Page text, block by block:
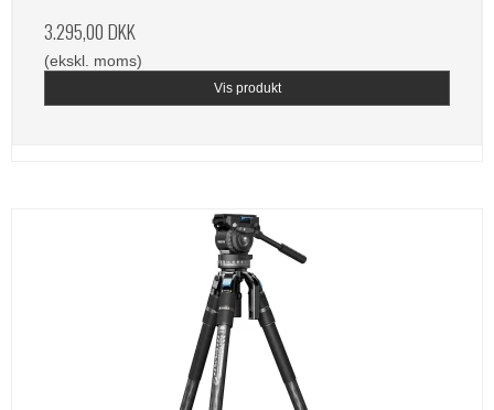
3.295,00 DKK
(ekskl. moms)
Vis produkt